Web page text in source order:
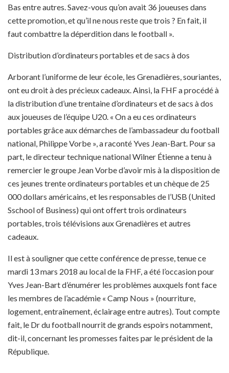
Bas entre autres. Savez-vous qu’on avait 36 joueuses dans
cette promotion, et qu’il ne nous reste que trois ? En fait, il
faut combattre la déperdition dans le football ».
Distribution d’ordinateurs portables et de sacs à dos
Arborant l’uniforme de leur école, les Grenadières, souriantes,
ont eu droit à des précieux cadeaux. Ainsi, la FHF a procédé à
la distribution d’une trentaine d’ordinateurs et de sacs à dos
aux joueuses de l’équipe U20. « On a eu ces ordinateurs
portables grâce aux démarches de l’ambassadeur du football
national, Philippe Vorbe », a raconté Yves Jean-Bart. Pour sa
part, le directeur technique national Wilner Étienne a tenu à
remercier le groupe Jean Vorbe d’avoir mis à la disposition de
ces jeunes trente ordinateurs portables et un chèque de 25
000 dollars américains, et les responsables de l’USB (United
Sschool of Business) qui ont offert trois ordinateurs
portables, trois télévisions aux Grenadières et autres
cadeaux.
Il est à souligner que cette conférence de presse, tenue ce
mardi 13 mars 2018 au local de la FHF, a été l’occasion pour
Yves Jean-Bart d’énumérer les problèmes auxquels font face
les membres de l’académie « Camp Nous » (nourriture,
logement, entraînement, éclairage entre autres). Tout compte
fait, le Dr du football nourrit de grands espoirs notamment,
dit-il, concernant les promesses faites par le président de la
République.